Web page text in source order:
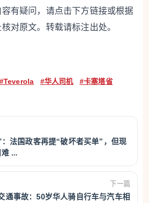
有疑问，请点击下方链接或根据
对原文。转载请标注出处。
#Teverola #华人司机
#卡塞塔省
法国政客再提“破坏者买单”，但现
...
下一篇
通事故：50岁华人骑自行车与汽车相